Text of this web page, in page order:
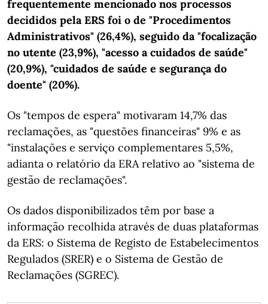
frequentemente mencionado nos processos
decididos pela ERS foi o de "Procedimentos
Administrativos" (26,4%), seguido da "focalização
no utente (23,9%), "acesso a cuidados de saúde"
(20,9%), "cuidados de saúde e segurança do
doente" (20%).
Os "tempos de espera" motivaram 14,7% das
reclamações, as "questões financeiras" 9% e as
"instalações e serviço complementares 5,5%,
adianta o relatório da ERA relativo ao "sistema de
gestão de reclamações".
Os dados disponibilizados têm por base a
informação recolhida através de duas plataformas
da ERS: o Sistema de Registo de Estabelecimentos
Regulados (SRER) e o Sistema de Gestão de
Reclamações (SGREC).